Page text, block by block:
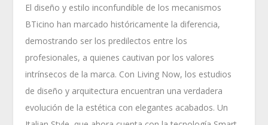
El diseño y estilo inconfundible de los mecanismos
BTicino han marcado históricamente la diferencia,
demostrando ser los predilectos entre los
profesionales, a quienes cautivan por los valores
intrínsecos de la marca. Con Living Now, los estudios
de diseño y arquitectura encuentran una verdadera
evolución de la estética con elegantes acabados. Un